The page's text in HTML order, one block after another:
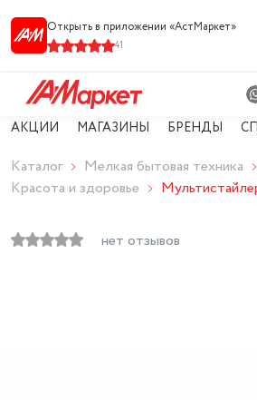
Открыть в приложении «АстМарке‪т‬»
41
АКЦИИ МАГАЗИНЫ БРЕНДЫ
Каталог
Мелкая бытовая техника
Красота и здоровье
нет отзывов